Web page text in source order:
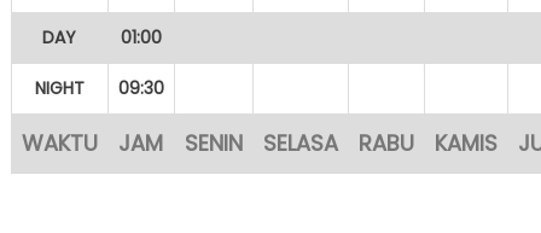
DAY 01:00
NIGHT 09:30
WAKTU JAM SENIN SELASA RABU KAMIS